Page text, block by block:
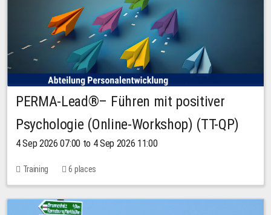
PERMA-Lead®– Führen mit positiver
Psychologie (Online-Workshop) (TT-QP)
4 Sep 2026 07:00 to 4 Sep 2026 11:00
Training 6 places